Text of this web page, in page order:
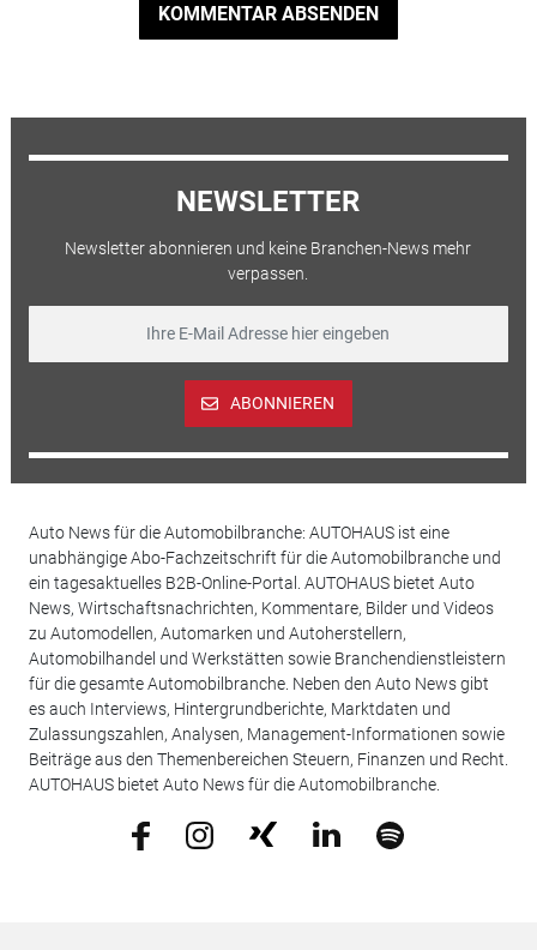
KOMMENTAR ABSENDEN
NEWSLETTER
Newsletter abonnieren und keine Branchen-News mehr
verpassen.
ABONNIEREN
Auto News für die Automobilbranche: AUTOHAUS ist eine
unabhängige Abo-Fachzeitschrift für die Automobilbranche und
ein tagesaktuelles B2B-Online-Portal. AUTOHAUS bietet Auto
News, Wirtschaftsnachrichten, Kommentare, Bilder und Videos
zu Automodellen, Automarken und Autoherstellern,
Automobilhandel und Werkstätten sowie Branchendienstleistern
für die gesamte Automobilbranche. Neben den Auto News gibt
es auch Interviews, Hintergrundberichte, Marktdaten und
Zulassungszahlen, Analysen, Management-Informationen sowie
Beiträge aus den Themenbereichen Steuern, Finanzen und Recht.
AUTOHAUS bietet Auto News für die Automobilbranche.